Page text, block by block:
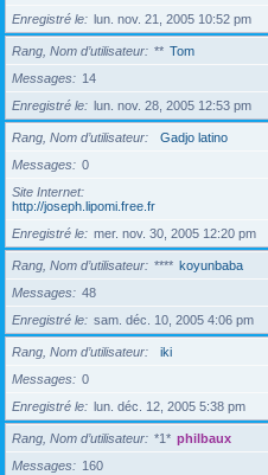
Enregistré le
lun. nov. 21, 2005 10:52 pm
Rang, Nom d’utilisateur ** Tom
Messages
14
Enregistré le
lun. nov. 28, 2005 12:53 pm
Rang, Nom d’utilisateur
Gadjo latino
Messages
0
Site Internet
http://joseph.lipomi.free.fr
Enregistré le
mer. nov. 30, 2005 12:20 pm
Rang, Nom d’utilisateur **** koyunbaba
Messages
48
Enregistré le
sam. déc. 10, 2005 4:06 pm
Rang, Nom d’utilisateur
iki
Messages
0
Enregistré le
lun. déc. 12, 2005 5:38 pm
Rang, Nom d’utilisateur *1* philbaux
Messages
160